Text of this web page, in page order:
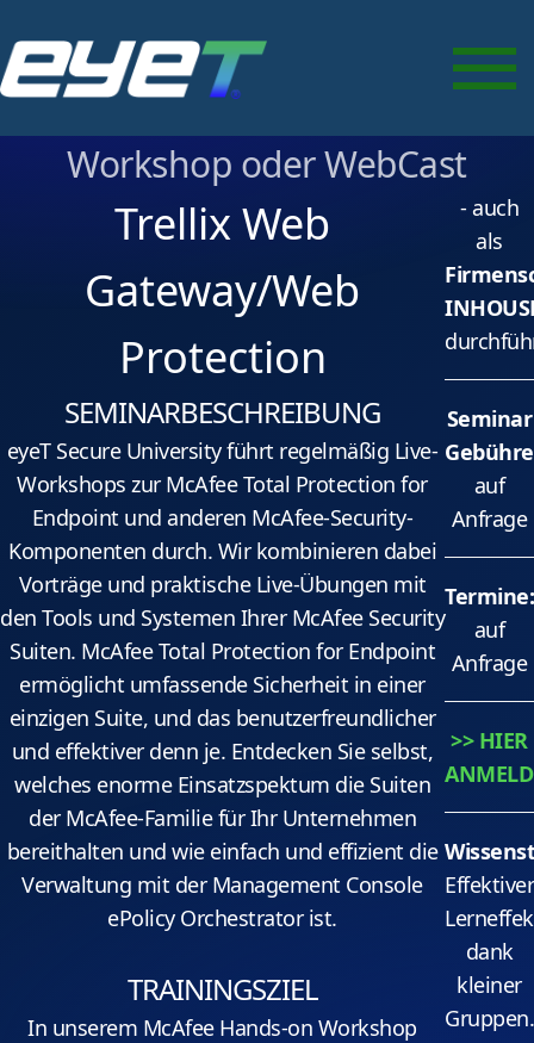
Protection
als Seminar vor Ort, Inhouse-
Workshop oder WebCast
Trellix Web
Gateway/Web
Protection
SEMINARBESCHREIBUNG
eyeT Secure University führt regelmäßig Live-
Workshops zur McAfee Total Protection for
Endpoint und anderen McAfee-Security-
Komponenten durch. Wir kombinieren dabei
Vorträge und praktische Live-Übungen mit
den Tools und Systemen Ihrer McAfee Security
Suiten. McAfee Total Protection for Endpoint
ermöglicht umfassende Sicherheit in einer
einzigen Suite, und das benutzerfreundlicher
und effektiver denn je. Entdecken Sie selbst,
welches enorme Einsatzspektum die Suiten
der McAfee-Familie für Ihr Unternehmen
bereithalten und wie einfach und effizient die
Verwaltung mit der Management Console
ePolicy Orchestrator ist.
TRAININGSZIEL
In unserem McAfee Hands-on Workshop
- auch
als
Seminar
auf
Anfrage
Termine:
auf
Anfrage
>> HIER
Effektiver
dank
kleiner
Gruppen.